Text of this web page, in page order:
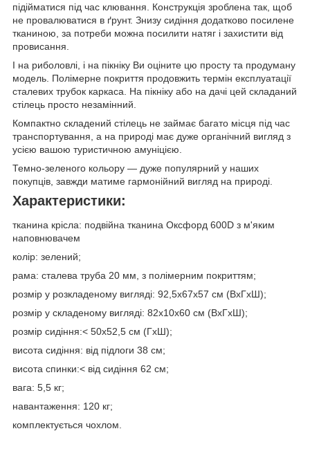
підійматися під час клювання. Конструкція зроблена так, щоб
не провалюватися в ґрунт. Знизу сидіння додатково посилене
тканиною, за потреби можна посилити натяг і захистити від
провисання.
І на риболовлі, і на пікніку Ви оціните цю просту та продуману
модель. Полімерне покриття продовжить термін експлуатації
сталевих трубок каркаса. На пікніку або на дачі цей складаний
стілець просто незамінний.
Компактно складений стілець не займає багато місця під час
транспортування, а на природі має дуже органічний вигляд з
усією вашою туристичною амуніцією.
Темно-зеленого кольору — дуже популярний у наших
покупців, завжди матиме гармонійний вигляд на природі.
Характеристики:
тканина крісла: подвійна тканина Оксфорд 600D з м'яким
наповнювачем
колір: зелений;
рама: сталева труба 20 мм, з полімерним покриттям;
розмір у розкладеному вигляді: 92,5х67х57 см (ВхГхШ);
розмір у складеному вигляді: 82х10х60 см (ВхГхШ);
розмір сидіння:< 50х52,5 см (ГхШ);
висота сидіння: від підлоги 38 см;
висота спинки:< від сидіння 62 см;
вага: 5,5 кг;
навантаження: 120 кг;
комплектується чохлом.